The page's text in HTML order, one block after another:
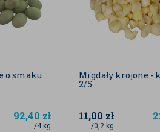
zawierające gluten oraz produkty
są zdjęciami poglądowymi i mogą się
jednak dane zawarte w opisie
produktu.
zostały nam dostarczone od
o smaku
92,40 zł
/4 kg
Migdały krojone -
2/5
11,00 zł
/0,2 kg